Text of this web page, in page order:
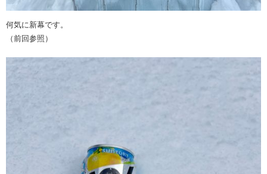
何気に新幕です。
（前回参照）